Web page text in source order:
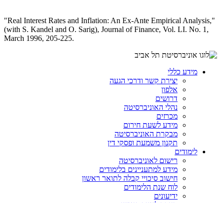
"Real Interest Rates and Inflation: An Ex-Ante Empirical Analysis,"
(with S. Kandel and O. Sarig), Journal of Finance, Vol. LI. No. 1,
March 1996, 205-225.
מידע כללי
יצירת קשר ודרכי הגעה
אלפון
דרושים
נהלי האוניברסיטה
מכרזים
מידע לשעת חירום
מבקרת האוניברסיטה
תקנון משמעת ופסקי דין
לימודים
רישום לאוניברסיטה
מידע למתעניינים בלימודים
חישוב סיכויי קבלה לתואר ראשון
לוח שנת הלימודים
ידיעונים